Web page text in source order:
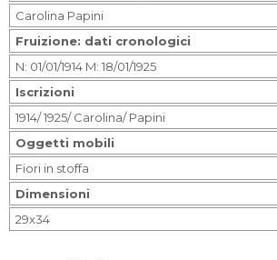
Carolina Papini
Fruizione: dati cronologici
N: 01/01/1914 M: 18/01/1925
Iscrizioni
1914/ 1925/ Carolina/ Papini
Oggetti mobili
Fiori in stoffa
Dimensioni
29x34